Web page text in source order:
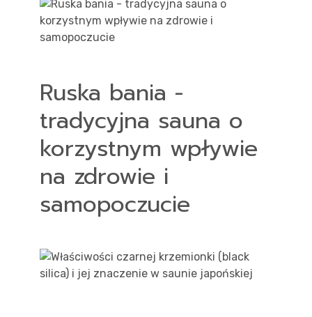
Ruska bania -
tradycyjna sauna o
korzystnym wpływie
na zdrowie i
samopoczucie